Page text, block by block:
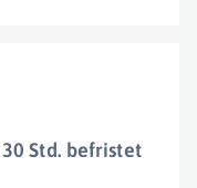
Std. befristet